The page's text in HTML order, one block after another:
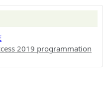
2019 programmation